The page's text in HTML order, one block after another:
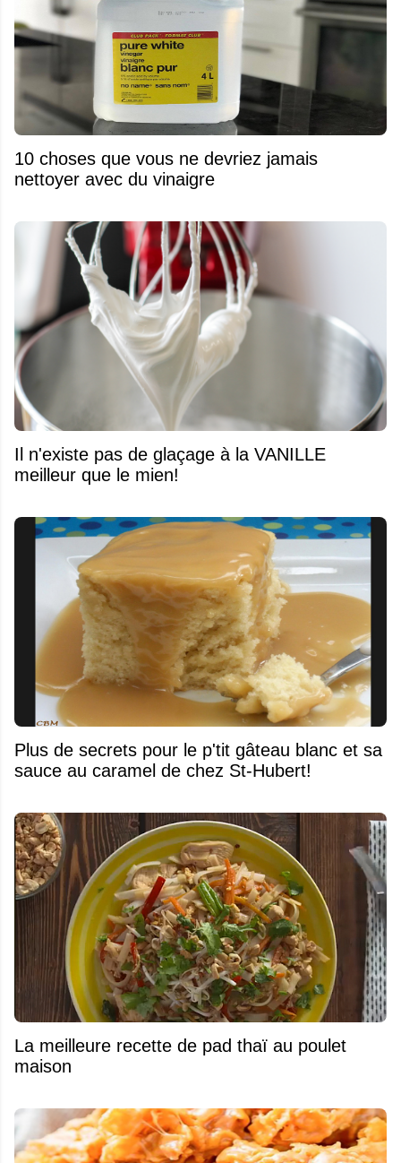
10 choses que vous ne devriez jamais
nettoyer avec du vinaigre
Il n'existe pas de glaçage à la VANILLE
meilleur que le mien!
Plus de secrets pour le p'tit gâteau blanc et sa
sauce au caramel de chez St-Hubert!
La meilleure recette de pad thaï au poulet
maison